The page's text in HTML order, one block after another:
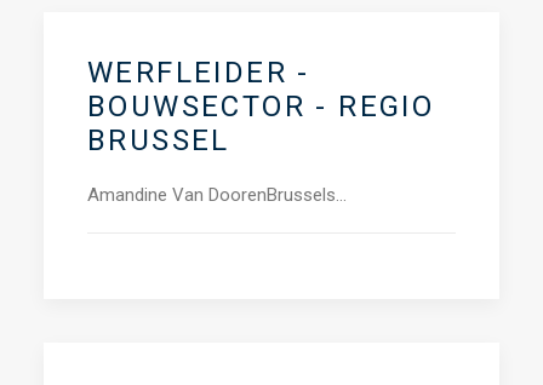
WERFLEIDER -
BOUWSECTOR - REGIO
BRUSSEL
Amandine Van DoorenBrussels…